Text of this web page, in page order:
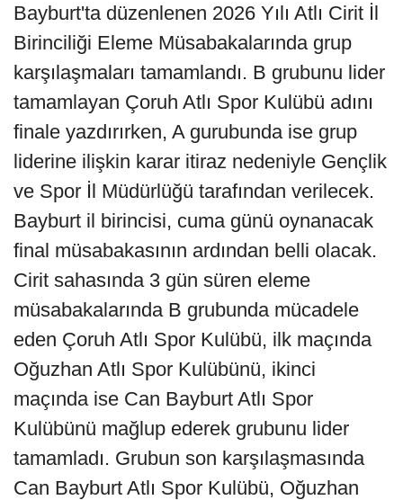
Bayburt'ta düzenlenen 2026 Yılı Atlı Cirit İl
Birinciliği Eleme Müsabakalarında grup
karşılaşmaları tamamlandı. B grubunu lider
tamamlayan Çoruh Atlı Spor Kulübü adını
finale yazdırırken, A gurubunda ise grup
liderine ilişkin karar itiraz nedeniyle Gençlik
ve Spor İl Müdürlüğü tarafından verilecek.
Bayburt il birincisi, cuma günü oynanacak
final müsabakasının ardından belli olacak.
Cirit sahasında 3 gün süren eleme
müsabakalarında B grubunda mücadele
eden Çoruh Atlı Spor Kulübü, ilk maçında
Oğuzhan Atlı Spor Kulübünü, ikinci
maçında ise Can Bayburt Atlı Spor
Kulübünü mağlup ederek grubunu lider
tamamladı. Grubun son karşılaşmasında
Can Bayburt Atlı Spor Kulübü, Oğuzhan